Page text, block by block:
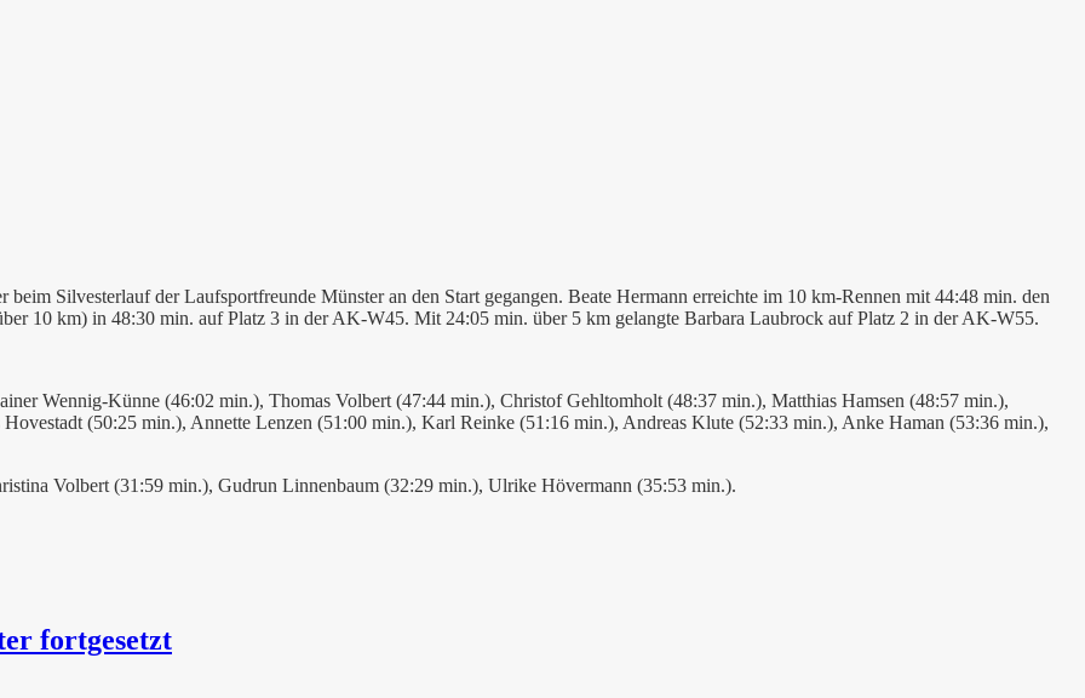
Silvesterlauf der Laufsportfreunde Münster an den Start gegangen. Beate Hermann erreichte im 10 km-Rennen mit 44:48 min. den
10 km) in 48:30 min. auf Platz 3 in der AK-W45. Mit 24:05 min. über 5 km gelangte Barbara Laubrock auf Platz 2 in der AK-W55.
Wennig-Künne (46:02 min.), Thomas Volbert (47:44 min.), Christof Gehltomholt (48:37 min.), Matthias Hamsen (48:57 min.),
(50:25 min.), Annette Lenzen (51:00 min.), Karl Reinke (51:16 min.), Andreas Klute (52:33 min.), Anke Haman (53:36 min.),
Volbert (31:59 min.), Gudrun Linnenbaum (32:29 min.), Ulrike Hövermann (35:53 min.).
fortgesetzt